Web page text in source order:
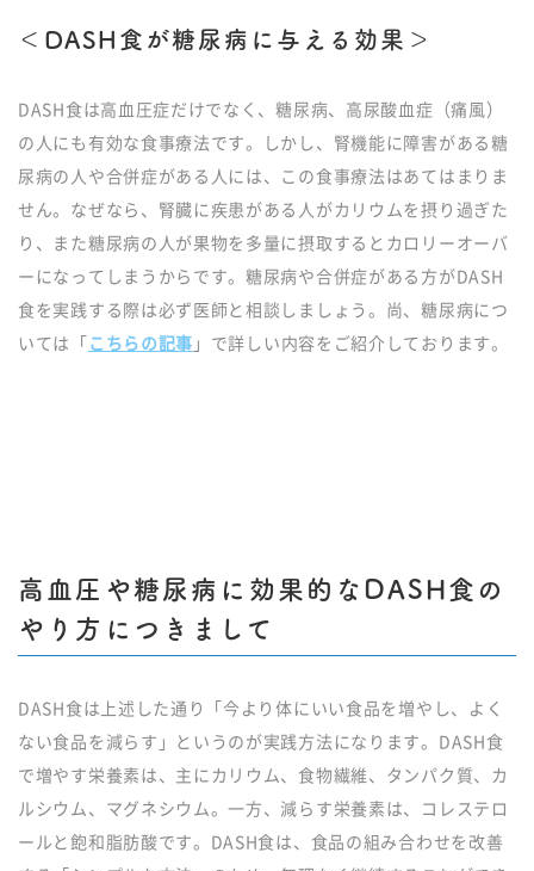
＜DASH食が糖尿病に与える効果＞
DASH食は高血圧症だけでなく、糖尿病、高尿酸血症（痛風）
の人にも有効な食事療法です。しかし、腎機能に障害がある糖
尿病の人や合併症がある人には、この食事療法はあてはまりま
せん。なぜなら、腎臓に疾患がある人がカリウムを摂り過ぎた
り、また糖尿病の人が果物を多量に摂取するとカロリーオーバ
ーになってしまうからです。糖尿病や合併症がある方がDASH
食を実践する際は必ず医師と相談しましょう。尚、糖尿病につ
いては「 こちらの記事 」で詳しい内容をご紹介しております。
高血圧や糖尿病に効果的なDASH食の
やり方につきまして
DASH食は上述した通り「今より体にいい食品を増やし、よく
ない食品を減らす」というのが実践方法になります。DASH食
で増やす栄養素は、主にカリウム、食物繊維、タンパク質、カ
ルシウム、マグネシウム。一方、減らす栄養素は、コレステロ
ールと飽和脂肪酸です。DASH食は、食品の組み合わせを改善